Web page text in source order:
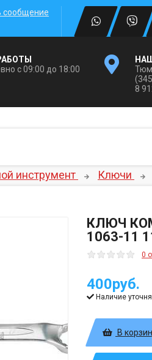
сообщение
с 09:00 до 18:00
8
инструмент Ключи
КЛЮЧ
1063-11
0
400руб.
Наличие
В